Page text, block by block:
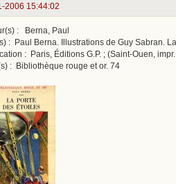
2006 15:44:02
: Berna, Paul
: Paul Berna. Illustrations de Guy Sabran.
: Paris, Éditions G.P. ; (Saint-Ouen,
: Bibliothèque rouge et or. 74